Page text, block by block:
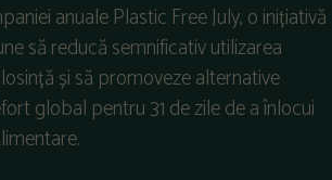
anuale Plastic Free July, o inițiativă
să reducă semnificativ utilizarea
și să promoveze alternative
global pentru 31 de zile de a înlocui